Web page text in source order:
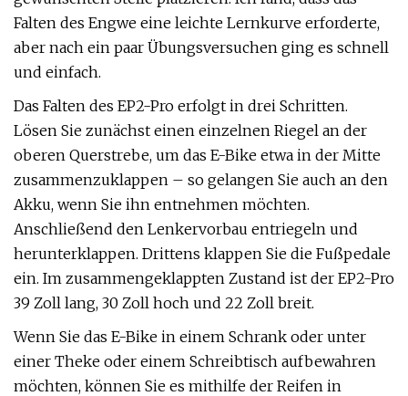
Falten des Engwe eine leichte Lernkurve erforderte,
aber nach ein paar Übungsversuchen ging es schnell
und einfach.
Das Falten des EP2-Pro erfolgt in drei Schritten.
Lösen Sie zunächst einen einzelnen Riegel an der
oberen Querstrebe, um das E-Bike etwa in der Mitte
zusammenzuklappen – so gelangen Sie auch an den
Akku, wenn Sie ihn entnehmen möchten.
Anschließend den Lenkervorbau entriegeln und
herunterklappen. Drittens klappen Sie die Fußpedale
ein. Im zusammengeklappten Zustand ist der EP2-Pro
39 Zoll lang, 30 Zoll hoch und 22 Zoll breit.
Wenn Sie das E-Bike in einem Schrank oder unter
einer Theke oder einem Schreibtisch aufbewahren
möchten, können Sie es mithilfe der Reifen in